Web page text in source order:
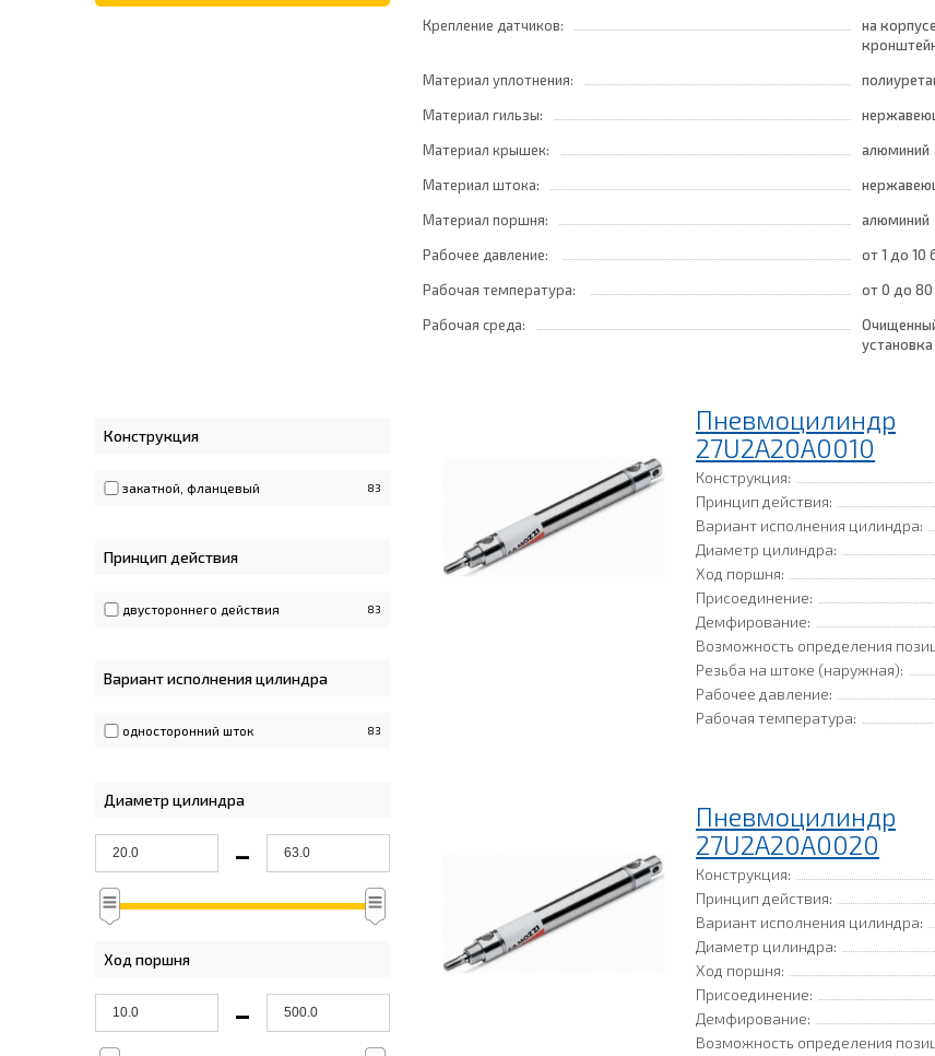
Крепление датчиков:
на
Материал уплотнения:
Материал гильзы:
Материал крышек:
алюминий
Материал штока:
Материал поршня:
алюминий
Рабочее давление:
от 1 до 10
Рабочая температура:
от 0 до 80
Рабочая среда:
Конструкция
закатной, фланцевый 83
Принцип действия
двустороннего действия 83
Вариант исполнения цилиндра
односторонний шток 83
Диаметр цилиндра
-
Ход поршня
-
Пневмоцилиндр
27U2A20A0010
Конструкция:
Принцип действия:
Вариант исполнения цилиндра:
Диаметр цилиндра:
Ход поршня:
Присоединение:
Демфирование:
Возможность определения
Резьба на штоке (наружная):
Рабочее давление:
Рабочая температура:
Пневмоцилиндр
27U2A20A0020
Конструкция:
Принцип действия:
Вариант исполнения цилиндра:
Диаметр цилиндра:
Ход поршня:
Присоединение:
Демфирование:
Возможность определения